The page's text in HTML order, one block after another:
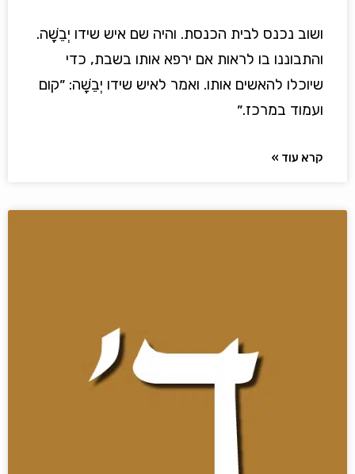
ושוב נכנס לבית הכנסת. והיה שם איש שידו יְבֵשָׁה.
והתבוננו בו לראות אם ירפא אותו בשבת, כדי
שיוכלו להאשים אותו. ואמר לאיש שידו יְבֵשָׁה: ״קום
ועמוד במרכז.״
קרא עוד »